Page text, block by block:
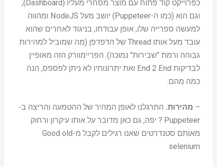
כפרוייקט קוד פתוח עם מוצר מסחרי מעליו (Dashboard),
וגם הוא (כמו ה-Puppeteer) יושב מעל NodeJS ומהווה
למעשה ספרייה שלו, אופן עבודתו, בניגוד לאחרים שהוא
עובד מעל אותו Thread של הדפדפן (מה שמוביל למהירות
גבוהה ורמת "שבירות" נמוכה). הפריימוורק הזה מאופיין
לבדיקות End 2 End ואת יתרונותיו לא ניתן לפספס, הנה
כמה מהם:
– מהירות. התרגלנו לאופן המהיר של ההטמעה והריצה ב-
Puppeteer ? יפה, גם כאן מדובר על אותו עיקרון ורחוק
מאותם סטנדרטים שאנו רגילים לקבל מ-Good old
selenium